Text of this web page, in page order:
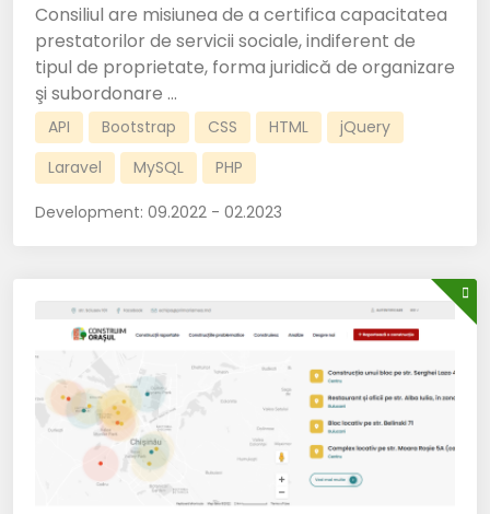
Consiliul are misiunea de a certifica capacitatea
prestatorilor de servicii sociale, indiferent de
tipul de proprietate, forma juridică de organizare
şi subordonare ...
API Bootstrap CSS HTML
jQuery
Laravel
MySQL PHP
Development: 09.2022 - 02.2023